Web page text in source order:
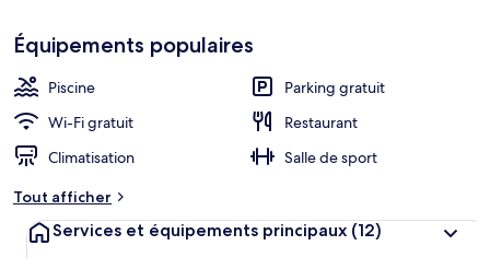
Équipements populaires
Piscine
Parking gratuit
Wi-Fi gratuit
Restaurant
Climatisation
Salle de sport
Tout afficher
Services et équipements principaux (12)